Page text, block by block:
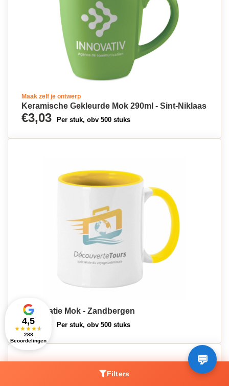
Maak zelf je ontwerp
Keramische Gekleurde Mok 290ml - Sint-Niklaas
€3,03 Per stuk, obv 500 stuks
Sublimatie Mok - Zandbergen
€3,14 Per stuk, obv 500 stuks
Filters
4,5
★★★★★
288
Beoordelingen